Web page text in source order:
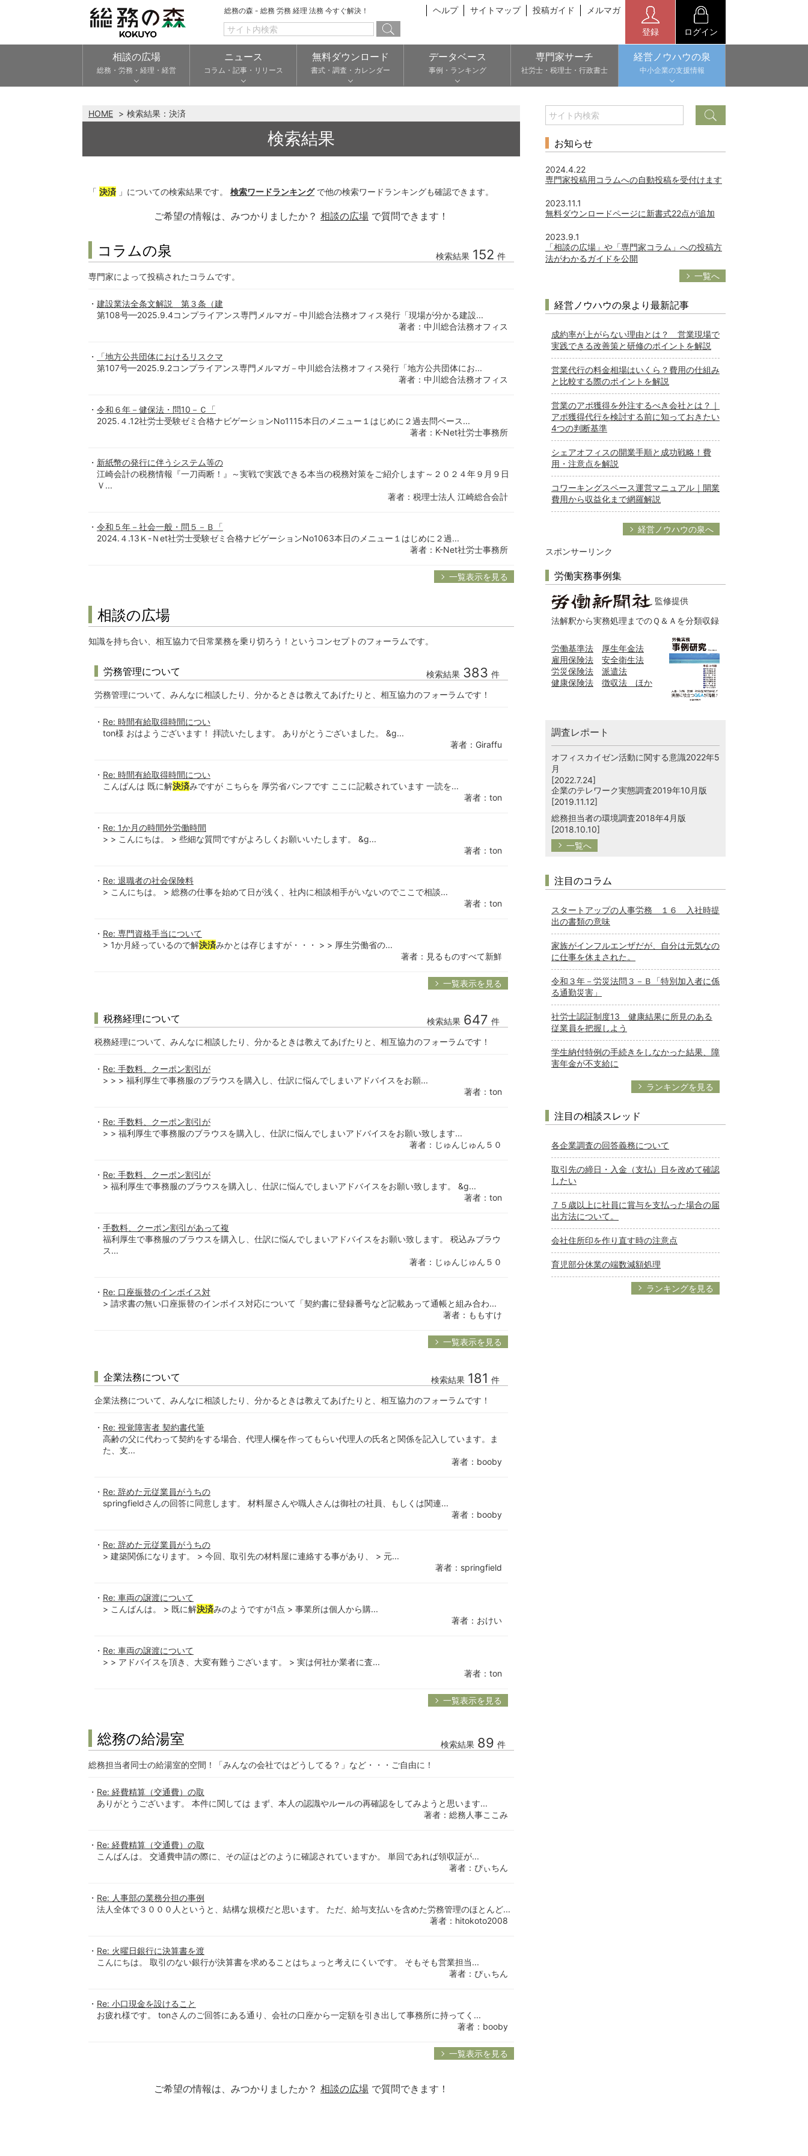
総務の森 - 総務 労務 経理 法務 今すぐ解決！ ヘルプ サイトマップ 投稿ガイド メルマガ
登録 ログイン
相談の広場
総務・労務・経理・経営
ニュース
コラム・記事・リリース
無料ダウンロード
書式・調査・カレンダー
データベース
事例・ランキング
専門家サーチ
社労士・税理士・行政書士
経営ノウハウの泉
中小企業の支援情報
HOME 検索結果： 決済
検索結果
「 決済 」についての検索結果です。 検索ワードランキングで他の検索ワードランキングも確認できます。
ご希望の情報は、みつかりましたか？ 相談の広場 で質問できます！
コラムの泉 検索結果 152 件
専門家によって投稿されたコラムです。
建設業法全条文解説 第３条（建
第108号━2025.9.4コンプライアンス専門メルマガ－中川総合法務オフィス発行「現場が分かる建設...
著者：中川総合法務オフィス
「地方公共団体におけるリスクマ
第107号━2025.9.2コンプライアンス専門メルマガ－中川総合法務オフィス発行「地方公共団体にお...
著者：中川総合法務オフィス
令和６年－健保法・問10－Ｃ「
2025.４.12社労士受験ゼミ合格ナビゲーションNo1115本日のメニュー１はじめに２過去問ベース...
著者：K-Net社労士事務所
新紙幣の発行に伴うシステム等の
江崎会計の税務情報『一刀両断！』～実戦で実践できる本当の税務対策をご紹介します～２０２４年９月９日
Ｖ...
著者：税理士法人 江崎総合会計
令和５年－社会一般・問５－Ｂ「
2024.４.13Ｋ-Ｎet社労士受験ゼミ合格ナビゲーションNo1063本日のメニュー１はじめに２過...
著者：K-Net社労士事務所
一覧表示を見る
相談の広場
知識を持ち合い、相互協力で日常業務を乗り切ろう！というコンセプトのフォーラムです。
労務管理について 検索結果 383 件
労務管理について、みんなに相談したり、分かるときは教えてあげたりと、相互協力のフォーラムです！
Re: 時間有給取得時間につい
ton様 おはようございます！ 拝読いたします。 ありがとうございました。 &g...
著者：Giraffu
Re: 時間有給取得時間につい
こんばんは 既に解決済みですが こちらを 厚労省パンフです ここに記載されています 一読を...
著者：ton
Re: 1か月の時間外労働時間
> > こんにちは。 > 些細な質問ですがよろしくお願いいたします。 &g...
著者：ton
Re: 退職者の社会保険料
> こんにちは。 > 総務の仕事を始めて日が浅く、社内に相談相手がいないのでここで相談...
著者：ton
Re: 専門資格手当について
> 1か月経っているので解決済みかとは存じますが・・・ > > 厚生労働省の...
著者：見るものすべて新鮮
一覧表示を見る
税務経理について 検索結果 647 件
税務経理について、みんなに相談したり、分かるときは教えてあげたりと、相互協力のフォーラムです！
Re: 手数料、クーポン割引が
> > > 福利厚生で事務服のブラウスを購入し、仕訳に悩んでしまいアドバイスをお願...
著者：ton
Re: 手数料、クーポン割引が
> > 福利厚生で事務服のブラウスを購入し、仕訳に悩んでしまいアドバイスをお願い致します...
著者：じゅんじゅん５０
Re: 手数料、クーポン割引が
> 福利厚生で事務服のブラウスを購入し、仕訳に悩んでしまいアドバイスをお願い致します。 &g...
著者：ton
手数料、クーポン割引があって複
福利厚生で事務服のブラウスを購入し、仕訳に悩んでしまいアドバイスをお願い致します。 税込みブラウ
ス...
著者：じゅんじゅん５０
Re: 口座振替のインボイス対
> 請求書の無い口座振替のインボイス対応について「契約書に登録番号など記載あって通帳と組み合わ...
著者：ももすけ
一覧表示を見る
企業法務について 検索結果 181 件
企業法務について、みんなに相談したり、分かるときは教えてあげたりと、相互協力のフォーラムです！
Re: 視覚障害者 契約書代筆
高齢の父に代わって契約をする場合、代理人欄を作ってもらい代理人の氏名と関係を記入しています。ま
た、支...
著者：booby
Re: 辞めた元従業員がうちの
springfieldさんの回答に同意します。 材料屋さんや職人さんは御社の社員、もしくは関連...
著者：booby
Re: 辞めた元従業員がうちの
> 建築関係になります。 > 今回、取引先の材料屋に連絡する事があり、 > 元...
著者：springfield
Re: 車両の譲渡について
> こんばんは。 > 既に解決済みのようですが1点 > 事業所は個人から購...
著者：おけい
Re: 車両の譲渡について
> > アドバイスを頂き、大変有難うございます。 > 実は何社か業者に査...
著者：ton
一覧表示を見る
総務の給湯室 検索結果 89 件
総務担当者同士の給湯室的空間！「みんなの会社ではどうしてる？」など・・・ご自由に！
Re: 経費精算（交通費）の取
ありがとうございます。 本件に関しては まず、本人の認識やルールの再確認をしてみようと思います...
著者：総務人事ここみ
Re: 経費精算（交通費）の取
こんばんは。 交通費申請の際に、その証はどのように確認されていますか。 単回であれば領収証が...
著者：ぴぃちん
Re: 人事部の業務分担の事例
法人全体で３０００人というと、結構な規模だと思います。 ただ、給与支払いを含めた労務管理のほとんど...
著者：hitokoto2008
Re: 火曜日銀行に決算書を渡
こんにちは。 取引のない銀行が決算書を求めることはちょっと考えにくいです。 そもそも営業担当...
著者：ぴぃちん
Re: 小口現金を設けること
お疲れ様です。 tonさんのご回答にある通り、会社の口座から一定額を引き出して事務所に持ってく...
著者：booby
一覧表示を見る
ご希望の情報は、みつかりましたか？ 相談の広場 で質問できます！
お知らせ
2024.4.22
専門家投稿用コラムへの自動投稿を受付けます
2023.11.1
無料ダウンロードページに新書式22点が追加
2023.9.1
「相談の広場」や「専門家コラム」への投稿方
法がわかるガイドを公開
一覧へ
経営ノウハウの泉より最新記事
成約率が上がらない理由とは？ 営業現場で
実践できる改善策と研修のポイントを解説
営業代行の料金相場はいくら？費用の仕組み
と比較する際のポイントを解説
営業のアポ獲得を外注するべき会社とは？｜
アポ獲得代行を検討する前に知っておきたい
4つの判断基準
シェアオフィスの開業手順と成功戦略！費
用・注意点を解説
コワーキングスペース運営マニュアル｜開業
費用から収益化まで網羅解説
経営ノウハウの泉へ
スポンサーリンク
労働実務事例集
監修提供
法解釈から実務処理までのＱ＆Ａを分類収録
労働基準法
厚生年金法
雇用保険法
安全衛生法
労災保険法
派遣法
健康保険法
徴収法 ほか
調査レポート
オフィスカイゼン活動に関する意識2022年5
月
[2022.7.24]
企業のテレワーク実態調査2019年10月版
[2019.11.12]
総務担当者の環境調査2018年4月版
[2018.10.10]
一覧へ
注目のコラム
スタートアップの人事労務 １６ 入社時提
出の書類の意味
家族がインフルエンザだが、自分は元気なの
に仕事を休まされた。
令和３年－労災法問３－Ｂ「特別加入者に係
る通勤災害」
社労士認証制度13 健康結果に所見のある
従業員を把握しよう
学生納付特例の手続きをしなかった結果、障
害年金が不支給に
ランキングを見る
注目の相談スレッド
各企業調査の回答義務について
取引先の締日・入金（支払）日を改めて確認
したい
７５歳以上に社員に賞与を支払った場合の届
出方法について。
会社住所印を作り直す時の注意点
育児部分休業の端数減額処理
ランキングを見る